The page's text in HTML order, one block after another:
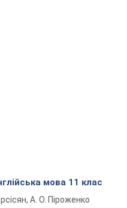
мова 11 клас
А. О. Піроженко